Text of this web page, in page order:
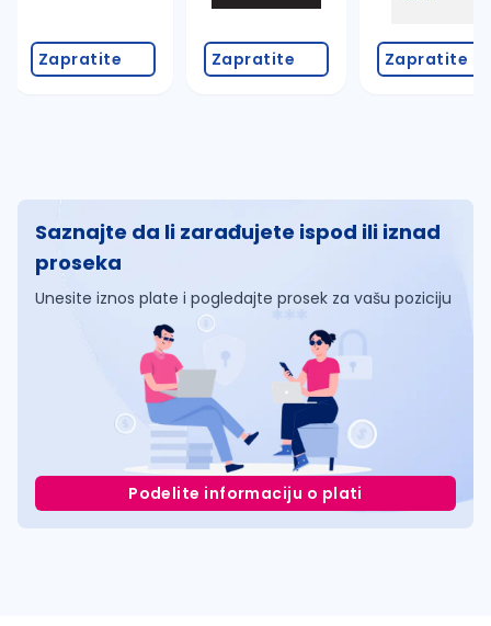
Zapratite Zapratite Zapratite
Saznajte da li zarađujete ispod ili iznad
proseka
Unesite iznos plate i pogledajte prosek za vašu poziciju
Podelite informaciju o plati